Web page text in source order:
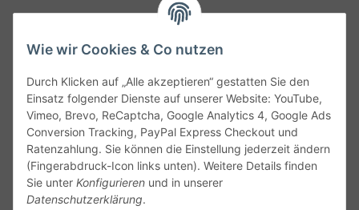
Wie wir Cookies & Co nutzen
Durch Klicken auf „Alle akzeptieren“ gestatten Sie den
Einsatz folgender Dienste auf unserer Website: YouTube,
Vimeo, Brevo, ReCaptcha, Google Analytics 4, Google Ads
Conversion Tracking, PayPal Express Checkout und
Ratenzahlung. Sie können die Einstellung jederzeit ändern
(Fingerabdruck-Icon links unten). Weitere Details finden
Sie unter Konfigurieren und in unserer
Datenschutzerklärung.
Service
Gesetzliche Informationen
Alle technischen Angaben ohne Gewähr. Irrtümer und fehlerhafte
Angaben vorbehalten. Wenn Sie Datenblätter oder spezielle